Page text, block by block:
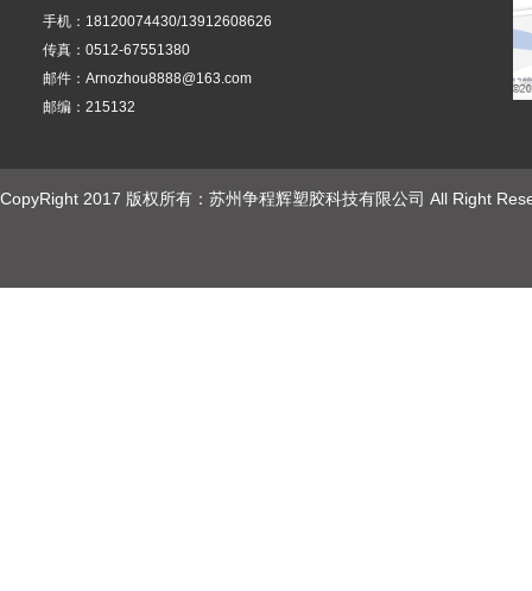
手机：18120074430/13912608626
传真：0512-67551380
邮件：Arnozhou8888@163.com
邮编：215132
CopyRight 2017 版权所有：苏州争程辉塑胶科技有限公司 All Right